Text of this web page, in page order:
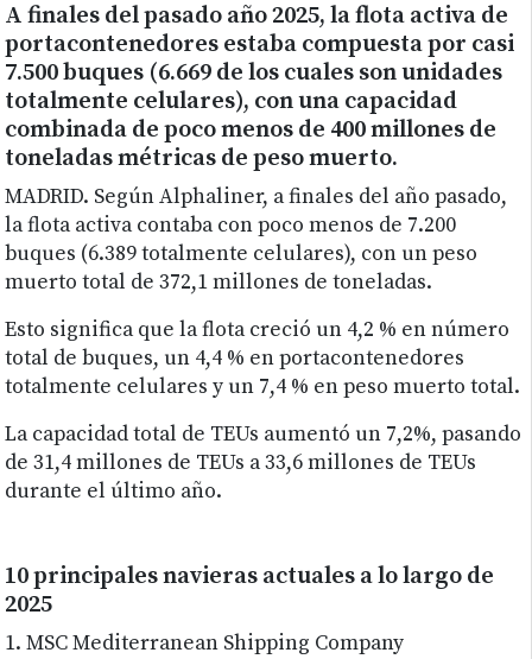
A finales del pasado año 2025, la flota activa de
portacontenedores estaba compuesta por casi
7.500 buques (6.669 de los cuales son unidades
totalmente celulares), con una capacidad
combinada de poco menos de 400 millones de
toneladas métricas de peso muerto.
MADRID. Según Alphaliner, a finales del año pasado,
la flota activa contaba con poco menos de 7.200
buques (6.389 totalmente celulares), con un peso
muerto total de 372,1 millones de toneladas.
Esto significa que la flota creció un 4,2 % en número
total de buques, un 4,4 % en portacontenedores
totalmente celulares y un 7,4 % en peso muerto total.
La capacidad total de TEUs aumentó un 7,2%, pasando
de 31,4 millones de TEUs a 33,6 millones de TEUs
durante el último año.
10 principales navieras actuales a lo largo de
2025
1. MSC Mediterranean Shipping Company